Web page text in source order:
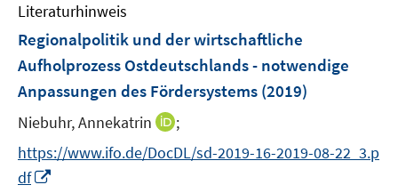
s
t
e
ö
f
F
n
s
t
r
Literaturhinweis
Regionalpolitik und der wirtschaftliche
Aufholprozess Ostdeutschlands - notwendige
Anpassungen des Fördersystems (2019)
Niebuhr, Annekatrin
I
n
n
;
https://www.ifo.de/DocDL/sd-2019-16-2019-08-22_3.p
df